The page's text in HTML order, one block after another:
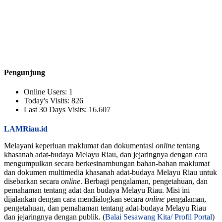
Pengunjung
Online Users: 1
Today's Visits: 826
Last 30 Days Visits: 16.607
LAMRiau.id
Melayani keperluan maklumat dan dokumentasi online tentang
khasanah adat-budaya Melayu Riau, dan jejaringnya dengan cara
mengumpulkan secara berkesinambungan bahan-bahan maklumat
dan dokumen multimedia khasanah adat-budaya Melayu Riau untuk
disebarkan secara online. Berbagi pengalaman, pengetahuan, dan
pemahaman tentang adat dan budaya Melayu Riau. Misi ini
dijalankan dengan cara mendialogkan secara online pengalaman,
pengetahuan, dan pemahaman tentang adat-budaya Melayu Riau
dan jejaringnya dengan publik. (Balai Sesawang Kita/ Profil Portal)